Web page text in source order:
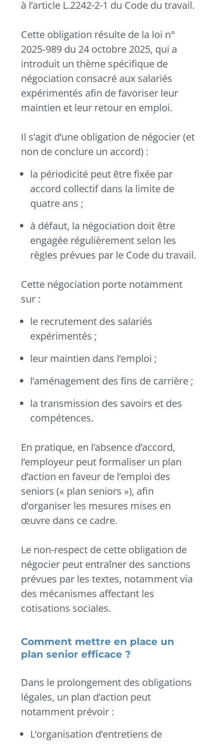
à l’article L.2242-2-1 du Code du travail.
Cette obligation résulte de la loi n°
2025‑989 du 24 octobre 2025, qui a
introduit un thème spécifique de
négociation consacré aux salariés
expérimentés afin de favoriser leur
maintien et leur retour en emploi.
Il s’agit d’une obligation de négocier (et
non de conclure un accord) :
la périodicité peut être fixée par
accord collectif dans la limite de
quatre ans ;
à défaut, la négociation doit être
engagée régulièrement selon les
règles prévues par le Code du travail.
Cette négociation porte notamment
sur :
le recrutement des salariés
expérimentés ;
leur maintien dans l’emploi ;
l’aménagement des fins de carrière ;
la transmission des savoirs et des
compétences.
En pratique, en l’absence d’accord,
l’employeur peut formaliser un plan
d’action en faveur de l’emploi des
seniors (« plan seniors »), afin
d’organiser les mesures mises en
œuvre dans ce cadre.
Le non-respect de cette obligation de
négocier peut entraîner des sanctions
prévues par les textes, notamment via
des mécanismes affectant les
cotisations sociales.
Comment mettre en place un
plan senior efficace ?
Dans le prolongement des obligations
légales, un plan d’action peut
notamment prévoir :
L’organisation d’entretiens de